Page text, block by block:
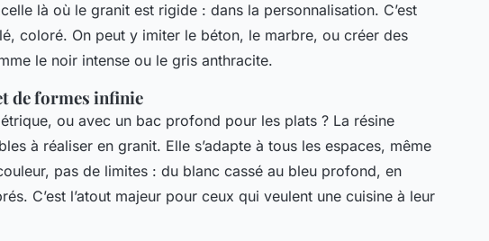
là où le granit est rigide : dans la personnalisation. C’est
coloré. On peut y imiter le béton, le marbre, ou créer des
le noir intense ou le gris anthracite.
de formes infinie
ou avec un bac profond pour les plats ? La résine
à réaliser en granit. Elle s’adapte à tous les espaces, même
pas de limites : du blanc cassé au bleu profond, en
C’est l’atout majeur pour ceux qui veulent une cuisine à leur